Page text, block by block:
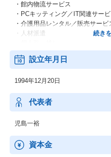
・館内物流サービス
・PCキッティング／IT関連サー
・介護用品レンタル／販売サービ
・人材派遣
・駐車場運営
設立年月日
1994年12月20日
代表者
児島一裕
資本金